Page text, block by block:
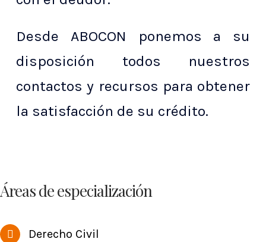
Desde ABOCON ponemos a su
disposición todos nuestros
contactos y recursos para obtener
la satisfacción de su crédito.
Áreas de especialización
Derecho Civil